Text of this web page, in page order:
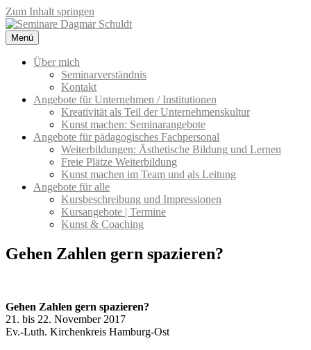
Zum Inhalt springen
Seminare Dagmar Schuldt
Seminarangebote für Unternehmen und pädagogisches Fachpersonal
– Kreativität & Kommunikation
Menü
Über mich
Seminarverständnis
Kontakt
Angebote für Unternehmen / Institutionen
Kreativität als Teil der Unternehmenskultur
Kunst machen: Seminarangebote
Angebote für pädagogisches Fachpersonal
Weiterbildungen: Ästhetische Bildung und Lernen
Freie Plätze Weiterbildung
Kunst machen im Team und als Leitung
Angebote für alle
Kursbeschreibung und Impressionen
Kursangebote | Termine
Kunst & Coaching
Gehen Zahlen gern spazieren?
Gehen Zahlen gern spazieren?
21. bis 22. November 2017
Ev.-Luth. Kirchenkreis Hamburg-Ost